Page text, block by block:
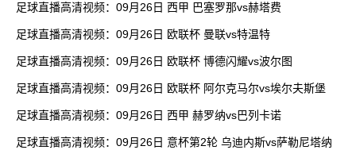
足球直播高清视频：09月26日 西甲 巴塞罗那vs赫塔费
足球直播高清视频：09月26日 欧联杯 曼联vs特温特
足球直播高清视频：09月26日 欧联杯 博德闪耀vs波尔图
足球直播高清视频：09月26日 欧联杯 阿尔克马尔vs埃尔夫斯堡
足球直播高清视频：09月26日 西甲 赫罗纳vs巴列卡诺
足球直播高清视频：09月26日 意杯第2轮 乌迪内斯vs萨勒尼塔纳